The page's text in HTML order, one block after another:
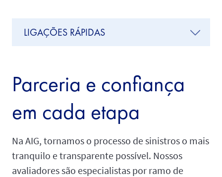
Parceria e confiança
em cada etapa
Na AIG, tornamos o processo de sinistros o mais
tranquilo e transparente possível. Nossos
avaliadores são especialistas por ramo de
LIGAÇÕES RÁPIDAS